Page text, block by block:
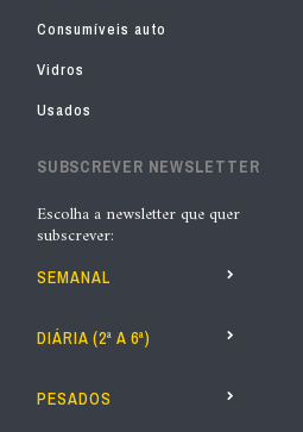
Consumíveis auto
Vidros
Usados
SUBSCREVER NEWSLETTER
Escolha a newsletter que quer
subscrever:
SEMANAL
DIÁRIA (2ª A 6ª)
PESADOS